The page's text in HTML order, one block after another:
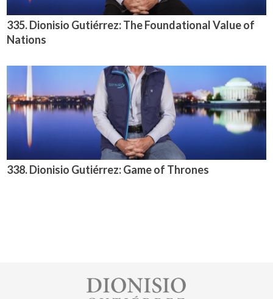
335. Dionisio Gutiérrez: The Foundational Value of
Nations
338. Dionisio Gutiérrez: Game of Thrones